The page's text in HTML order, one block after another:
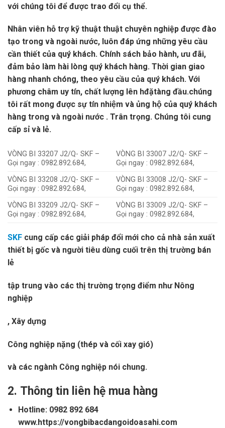
với chúng tôi để được trao đổi cụ thể.
Nhân viên hỗ trợ kỹ thuật thuật chuyên nghiệp được đào
tạo trong và ngoài nước, luôn đáp ứng những yêu cầu
cần thiết của quý khách. Chính sách bảo hành, ưu đãi,
đảm bảo làm hài lòng quý khách hàng. Thời gian giao
hàng nhanh chóng, theo yêu cầu của quý khách. Với
phương châm uy tín, chất lượng lên hđặtàng đầu.chúng
tôi rất mong được sự tín nhiệm và ủng hộ của quý khách
hàng trong và ngoài nước . Trân trọng. Chúng tôi cung
cấp sỉ và lẻ.
VÒNG BI 33207 J2/Q- SKF –
Gọi ngay : 0982.892.684,
VÒNG BI 33007 J2/Q- SKF –
Gọi ngay : 0982.892.684,
VÒNG BI 33208 J2/Q- SKF –
Gọi ngay : 0982.892.684,
VÒNG BI 33008 J2/Q- SKF –
Gọi ngay : 0982.892.684,
VÒNG BI 33209 J2/Q- SKF –
Gọi ngay : 0982.892.684,
VÒNG BI 33009 J2/Q- SKF –
Gọi ngay : 0982.892.684,
SKF cung cấp các giải pháp đổi mới cho cả nhà sản xuất
thiết bị gốc và người tiêu dùng cuối trên thị trường bán
lẻ
tập trung vào các thị trường trọng điểm như Nông
nghiệp
, Xây dựng
Công nghiệp nặng (thép và cối xay gió)
và các ngành Công nghiệp nói chung.
2. Thông tin liên hệ mua hàng
Hotline: 0982 892 684
www.https://vongbibacdangoidoasahi.com